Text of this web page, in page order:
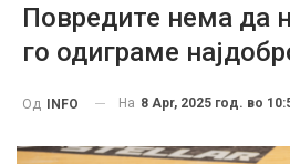
Повредите нема да
го одиграме
Од INFO На 8 Apr, 2025 год. во